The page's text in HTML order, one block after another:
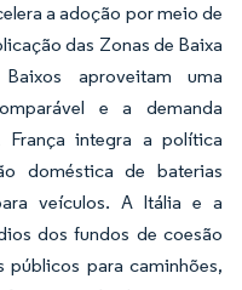
a adoção por meio de
das Zonas de Baixa
aproveitam uma
e a demanda
integra a política
doméstica de baterias
veículos. A Itália e a
dos fundos de coesão
públicos para caminhões,